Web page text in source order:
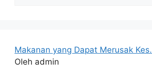
Makanan yang Dapat Merusak
Oleh admin